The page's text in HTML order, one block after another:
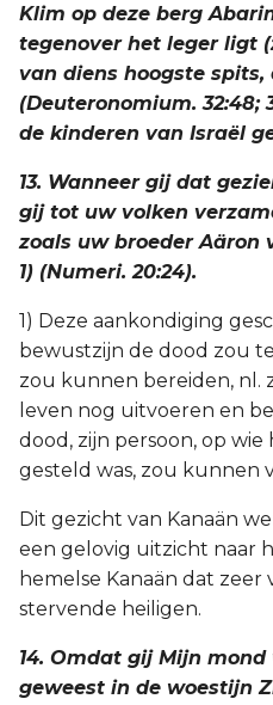
Klim op deze berg
tegenover het leger ligt
van diens hoogste spits,
(Deuteronomium. 32:48;
de kinderen van Israël
13. Wanneer gij dat
gij tot uw volken
zoals uw broeder Aäron
1) (Numeri. 20:24).
1) Deze aankondiging
bewustzijn de dood zou
zou kunnen bereiden, nl.
leven nog uitvoeren en
dood, zijn persoon, op wie
gesteld was, zou kunnen
Dit gezicht van Kanaän
een gelovig uitzicht naar
hemelse Kanaän dat
stervende heiligen.
14. Omdat gij Mijn
geweest in de woestijn